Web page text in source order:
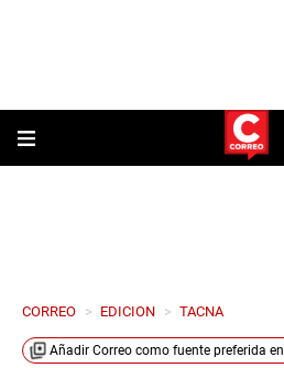
CORREO > EDICION > TACNA
Añadir Correo como fuente preferida en